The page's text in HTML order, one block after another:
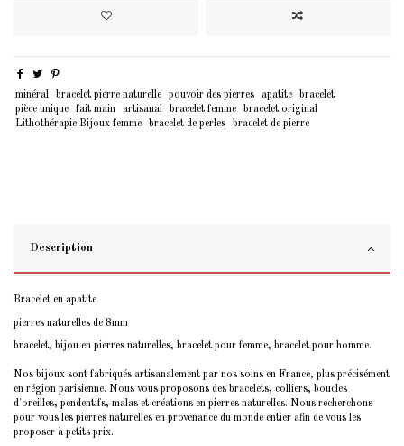
minéral bracelet pierre naturelle pouvoir des pierres apatite
bracelet
pièce unique
fait main artisanal bracelet femme
bracelet original
Lithothérapie Bijoux femme
bracelet de perles bracelet de pierre
Description
Bracelet en apatite
pierres naturelles de 8mm
bracelet, bijou en pierres naturelles, bracelet pour femme, bracelet pour homme.
Nos bijoux sont fabriqués artisanalement par nos soins en France, plus précisément
en région parisienne. Nous vous proposons des bracelets, colliers, boucles
d'oreilles, pendentifs, malas et créations en pierres naturelles. Nous recherchons
pour vous les pierres naturelles en provenance du monde entier afin de vous les
proposer à petits prix.